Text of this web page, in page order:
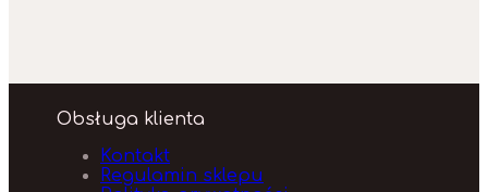
Obsługa klienta
Kontakt
Regulamin sklepu